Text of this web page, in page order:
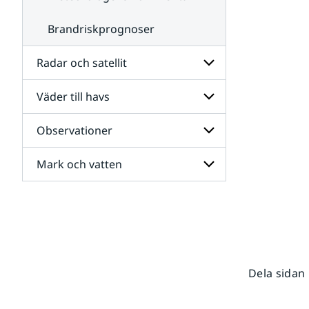
Brandriskprognoser
Radar och satellit
Undersidor
för
Radar
och
satellit
Väder till havs
Undersidor
för
Väder
till
havs
Observationer
Undersidor
för
Mark och vatten
Dela sidan